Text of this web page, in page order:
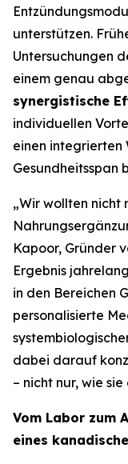
unterstützen.
Untersuchungen
einem genau
synergistische
individuellen
einen integrierten
Gesundheitsspan
„Wir wollten nicht
Kapoor, Gründer
Ergebnis
in den Bereichen
personalisierte
dabei darauf
– nicht nur, wie
Vom Labor zum
eines